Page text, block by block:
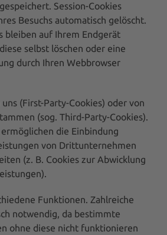
Session-Cookies
Besuchs automatisch gelöscht.
bleiben auf Ihrem Endgerät
selbst löschen oder eine
durch Ihren Webbrowser
(First-Party-Cookies) oder von
(sog. Third-Party-Cookies).
die Einbindung
von Drittunternehmen
(z. B. Cookies zur Abwicklung
Funktionen. Zahlreiche
notwendig, da bestimmte
ohne diese nicht funktionieren